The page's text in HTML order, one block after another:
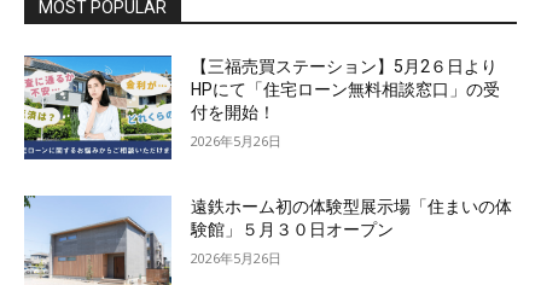
MOST POPULAR
【三福売買ステーション】5月2６日より
HPにて「住宅ローン無料相談窓口」の受
付を開始！
2026年5月26日
遠鉄ホーム初の体験型展示場「住まいの体
験館」５月３０日オープン
2026年5月26日